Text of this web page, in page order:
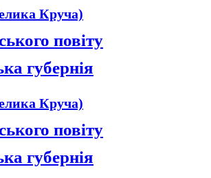
Круча)
повіту
губернія
Круча)
повіту
губернія